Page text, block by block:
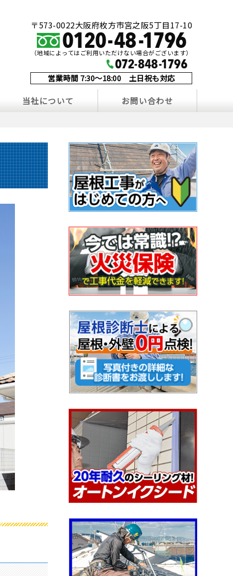
〒573-0022大阪府枚方市宮之阪5丁目17-10
（地域によってはご利用いただけない場合がございます）
営業時間 7:30～18:00 土日祝も対応
当社について お問い合わせ